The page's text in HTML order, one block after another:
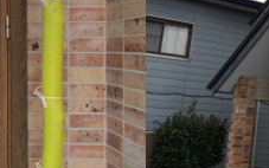
替え工事